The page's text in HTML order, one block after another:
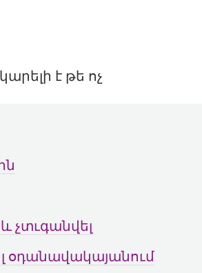
չտւգանվել
օդանավակայանում